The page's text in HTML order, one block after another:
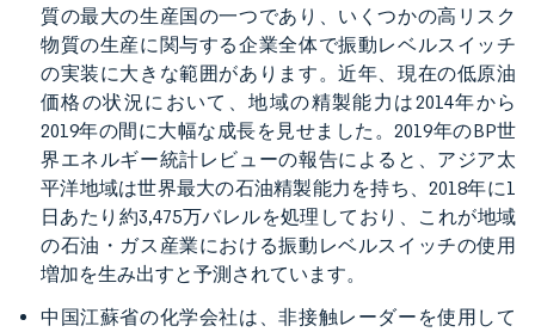
質の最大の生産国の一つであり、いくつかの高リスク
物質の生産に関与する企業全体で振動レベルスイッチ
の実装に大きな範囲があります。近年、現在の低原油
価格の状況において、地域の精製能力は2014年から
2019年の間に大幅な成長を見せました。2019年のBP世
界エネルギー統計レビューの報告によると、アジア太
平洋地域は世界最大の石油精製能力を持ち、2018年に1
日あたり約3,475万バレルを処理しており、これが地域
の石油・ガス産業における振動レベルスイッチの使用
増加を生み出すと予測されています。
中国江蘇省の化学会社は、非接触レーダーを使用して